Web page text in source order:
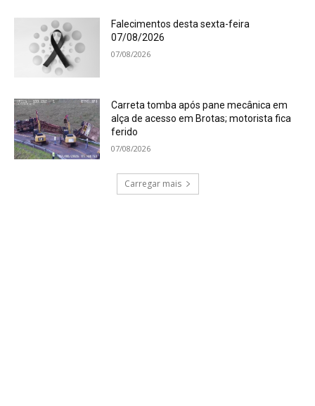
Falecimentos desta sexta-feira
07/08/2026
07/08/2026
Carreta tomba após pane mecânica em
alça de acesso em Brotas; motorista fica
ferido
07/08/2026
Carregar mais